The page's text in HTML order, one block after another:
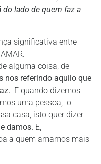
do lado de quem faz a
significativa entre
alguma coisa, de
nos referindo aquilo que
E quando dizemos
uma pessoa, o
casa, isto quer dizer
damos. E,
a quem amamos mais